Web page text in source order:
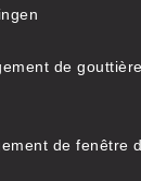
de
de fenêtre